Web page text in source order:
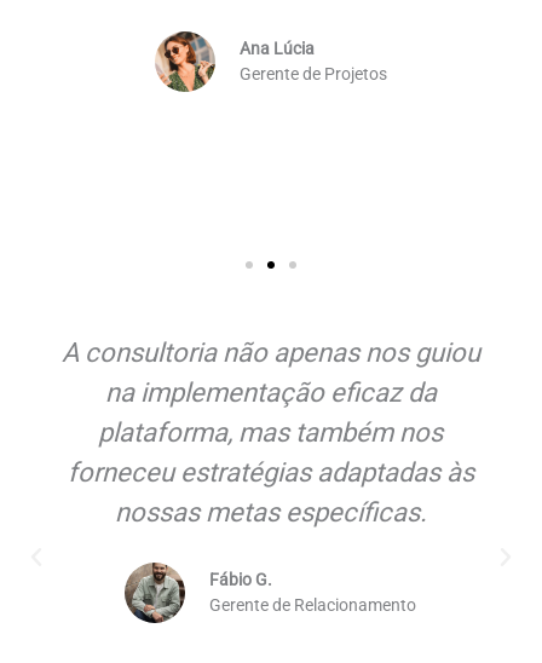
Ana Lúcia
Gerente de Projetos
A consultoria não apenas nos guiou
na implementação eficaz da
plataforma, mas também nos
forneceu estratégias adaptadas às
nossas metas específicas.
Fábio G.
Gerente de Relacionamento